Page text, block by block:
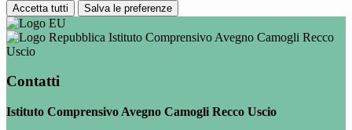
Accetta tutti Salva le preferenze
Istituto Comprensivo Avegno Camogli Recco
Uscio
Contatti
Istituto Comprensivo Avegno Camogli Recco Uscio